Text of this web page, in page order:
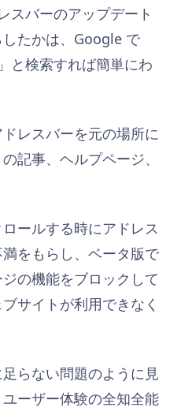
スバーのアップデート
たかは、Google で
」と検索すれば簡単にわ
レスバーを元の場所に
記事、ヘルプページ、
ールする時にアドレス
をもらし、ベータ版で
の機能をブロックして
サイトが利用できなく
らない問題のように見
ーザー体験の全知全能